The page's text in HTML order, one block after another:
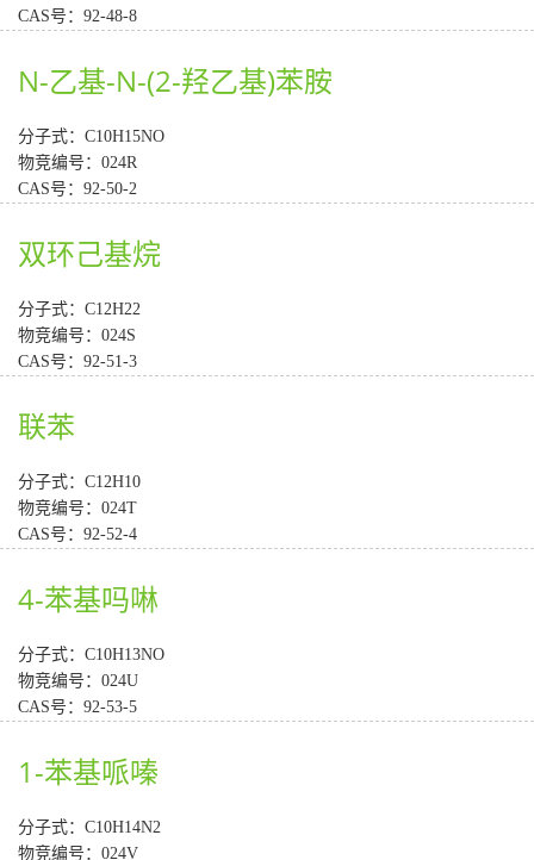
CAS号：92-48-8
N-乙基-N-(2-羟乙基)苯胺
分子式：C10H15NO
物竞编号：024R
CAS号：92-50-2
双环己基烷
分子式：C12H22
物竞编号：024S
CAS号：92-51-3
联苯
分子式：C12H10
物竞编号：024T
CAS号：92-52-4
4-苯基吗啉
分子式：C10H13NO
物竞编号：024U
CAS号：92-53-5
1-苯基哌嗪
分子式：C10H14N2
物竞编号：024V